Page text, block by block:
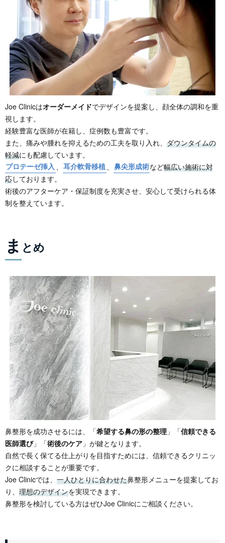
Joe Clinicはオーダーメイドでデザインを提案し、顔全体の調和を重
視します。
経験豊富な医師が在籍し、症例数も豊富です。
また、痛みや腫れを抑えるための工夫を取り入れ、 ダウンタイムの
軽減にも配慮しています。
プロテーゼ挿入
耳介軟骨移植 鼻尖形成術など幅広い施術に対
応しております。
術後のアフターケア・保証制度を充実させ、安心して受けられる体
制を整えています。
ま とめ
鼻整形を成功させるには、「希望する鼻の形の整理 」「信頼できる
医師選び」「術後のケア 」が鍵となります。
自然で長く保てる仕上がりを目指すためには、信頼できるクリニッ
クに相談することが重要です。
Joe Clinicでは、 一人ひとりに合わせた鼻整形メニューを提案してお
り、 理想のデザインを実現できます。
鼻整形を検討している方はぜひJoe Clinicにご相談ください。